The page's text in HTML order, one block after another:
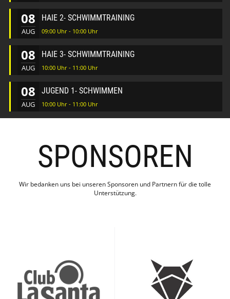
08
AUG
HAIE 2- SCHWIMMTRAINING
09:00 Uhr - 10:00 Uhr
08
AUG
HAIE 3- SCHWIMMTRAINING
10:00 Uhr - 11:00 Uhr
08
AUG
JUGEND 1- SCHWIMMEN
10:00 Uhr - 11:00 Uhr
SPONSOREN
Wir bedanken uns bei unseren Sponsoren und Partnern für die tolle
Unterstützung.